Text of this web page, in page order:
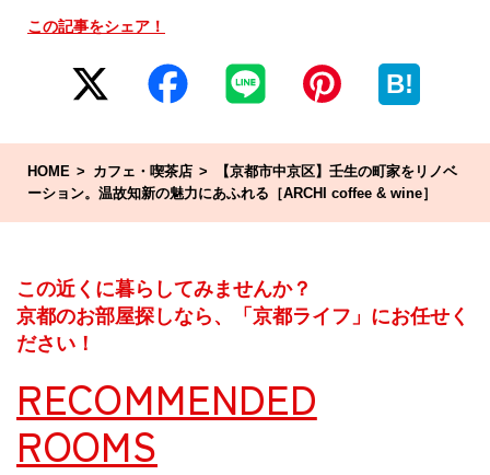
この記事をシェア！
B!
HOME カフェ・喫茶店
【京都市中京区】壬生の町家をリノベ
ーション。温故知新の魅力にあふれる［ARCHI coffee & wine］
この近くに暮らしてみませんか？
京都のお部屋探しなら、「京都ライフ」にお任せく
ださい！
RECOMMENDED
ROOMS